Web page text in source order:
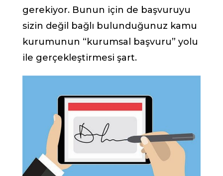
gerekiyor. Bunun için de başvuruyu
sizin değil bağlı bulunduğunuz kamu
kurumunun “kurumsal başvuru” yolu
ile gerçekleştirmesi şart.